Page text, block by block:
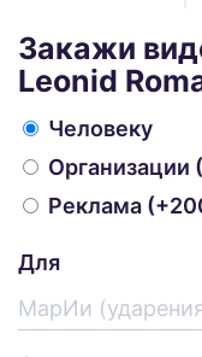
Закажи
Leonid
Человеку
Организации
Реклама
Для